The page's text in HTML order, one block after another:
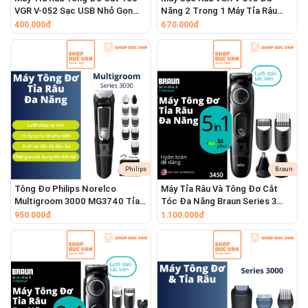
xước, lưỡi cạo OneBlade giữ một khoảng cách an toàn siêu
nhỏ với bề mặt da, giúp cạo êm ái mà vẫn đem lại vẻ ngoài
gọn gàng.
VGR V-052 Sạc USB Nhỏ Gọn
Hiệu Năng Vượt Trội
400.000đ
Năng 2 Trong 1 Máy Tỉa Râu
Định Hình Chống Nước IPX5 Pin
Lithium Sạc USB Tiện Lợi
670.000đ
Philips
Tông Đơ Philips Norelco
Multigroom 3000 MG3740 Tỉa
Râu Cắt Tóc Đa Năng Cho Mặt,
Đầu Với Lưỡi Dao Thép Chống
950.000đ
Braun
Máy Tỉa Râu Và Tông Đơ Cắt
Tóc Đa Năng Braun Series 3
3450 5-Trong-1 Cho Nam
1.100.000đ